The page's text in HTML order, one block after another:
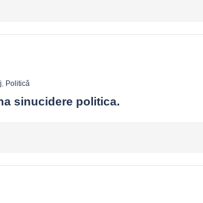
, Politică
sinucidere politica.